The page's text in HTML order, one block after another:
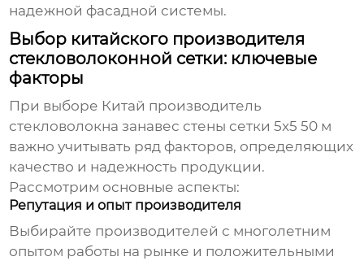
надежной фасадной системы.
Выбор китайского производителя
стекловолоконной сетки: ключевые
факторы
При выборе Китай производитель
стекловолокна занавес стены сетки 5x5 50 м
важно учитывать ряд факторов, определяющих
качество и надежность продукции.
Рассмотрим основные аспекты:
Репутация и опыт производителя
Выбирайте производителей с многолетним
опытом работы на рынке и положительными